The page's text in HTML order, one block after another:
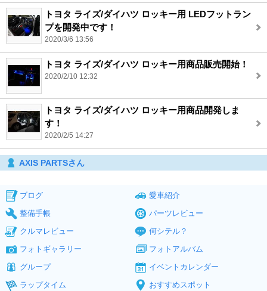
トヨタ ライズ/ダイハツ ロッキー用 LEDフットラン
プを開発中です！
2020/3/6 13:56
トヨタ ライズ/ダイハツ ロッキー用商品販売開始！
2020/2/10 12:32
トヨタ ライズ/ダイハツ ロッキー用商品開発しま
す！
2020/2/5 14:27
AXIS PARTSさん
ブログ
愛車紹介
整備手帳
パーツレビュー
クルマレビュー
何シテル？
フォトギャラリー
フォトアルバム
グループ
イベントカレンダー
ラップタイム
おすすめスポット